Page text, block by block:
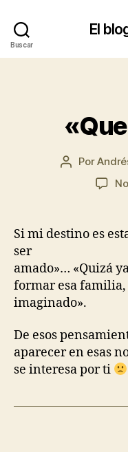
Buscar
El
Autor
Por
Si mi destino es
ser
amado»… «Quizá
formar esa
imaginado».
De esos
aparecer en esas
se interesa por ti